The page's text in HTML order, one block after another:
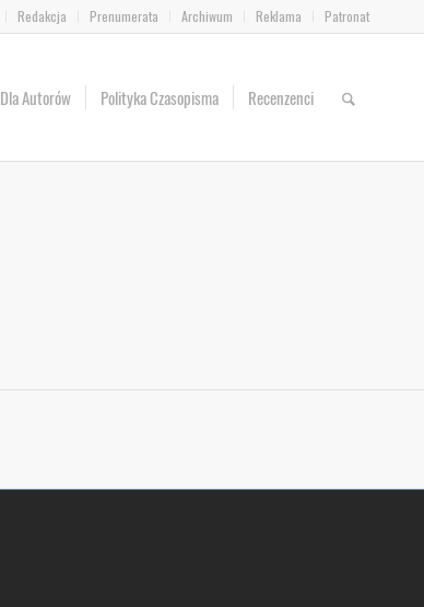
Redakcja Prenumerata Archiwum Reklama Patronat
Dla Autorów Polityka Czasopisma Recenzenci